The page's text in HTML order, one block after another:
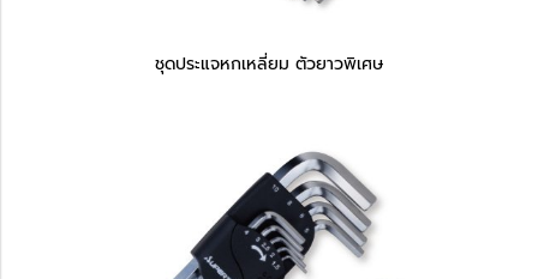
ชุดประแจหกเหลี่ยม ตัวยาวพิเศษ